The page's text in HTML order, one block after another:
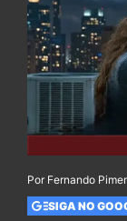
Por Fernando
SIGA NO